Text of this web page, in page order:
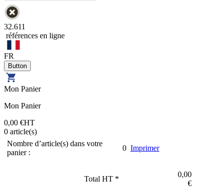
32.611
références en ligne
FR
Mon Panier
Mon Panier
0,00 €HT
0 article(s)
Nombre d’article(s) dans votre
panier :
0 Imprimer
Total HT *
0,00
€